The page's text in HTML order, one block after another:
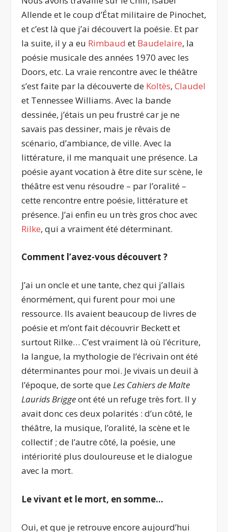
Allende et le coup d’État militaire de Pinochet,
et c’est là que j’ai découvert la poésie. Et par
la suite, il y a eu Rimbaud et Baudelaire, la
poésie musicale des années 1970 avec les
Doors, etc. La vraie rencontre avec le théâtre
s’est faite par la découverte de Koltès,Claudel
et Tennessee Williams. Avec la bande
dessinée, j’étais un peu frustré car je ne
savais pas dessiner, mais je rêvais de
scénario, d’ambiance, de ville. Avec la
littérature, il me manquait une présence. La
poésie ayant vocation à être dite sur scène, le
théâtre est venu résoudre – par l’oralité –
cette rencontre entre poésie, littérature et
présence. J’ai enfin eu un très gros choc avec
Rilke, qui a vraiment été déterminant.
Comment l’avez-vous découvert ?
J’ai un oncle et une tante, chez qui j’allais
énormément, qui furent pour moi une
ressource. Ils avaient beaucoup de livres de
poésie et m’ont fait découvrir Beckett et
surtout Rilke… C’est vraiment là où l’écriture,
la langue, la mythologie de l’écrivain ont été
déterminantes pour moi. Je vivais un deuil à
l’époque, de sorte queLes Cahiers de Malte
Laurids Briggeont été un refuge très fort. Il y
avait donc ces deux polarités : d’un côté, le
théâtre, la musique, l’oralité, la scène et le
collectif ; de l’autre côté, la poésie, une
intériorité plus douloureuse et le dialogue
avec la mort.
Le vivant et le mort, en somme…
Oui, et que je retrouve encore aujourd’hui